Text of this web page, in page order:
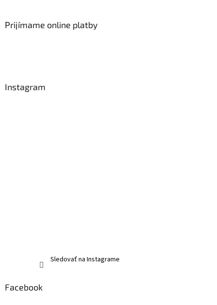
Prijímame online platby
Instagram
Sledovať na Instagrame
Facebook